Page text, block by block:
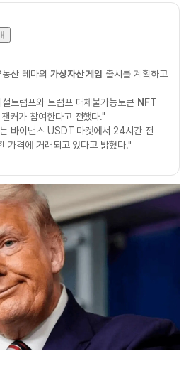
산 테마의 가상자산 게임 출시를 계획하고
트럼프와 트럼프 대체불가능토큰 NFT
커가 참여한다고 전했다."
바이낸스 USDT 마켓에서 24시간 전
가격에 거래되고 있다고 밝혔다."